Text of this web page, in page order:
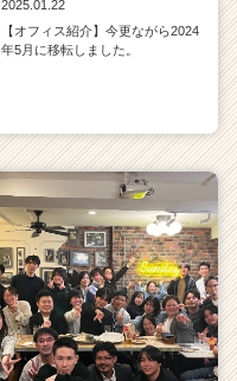
2025.01.22
【オフィス紹介】今更ながら2024
年5月に移転しました。